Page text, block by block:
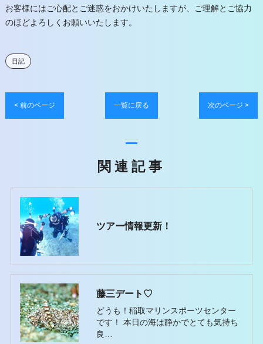
お客様にはご心配とご迷惑をおかけいたしますが、ご理解とご協力
のほどよろしくお願いいたします。
日記
< 前のページ 一覧に戻る 次のページ >
関連記事
ツアー情報更新！
藤三デート♡
どうも！稲取マリンスポーツセンター
です！ ​​​​​​​本日の海は静かでとても気持ち
良…